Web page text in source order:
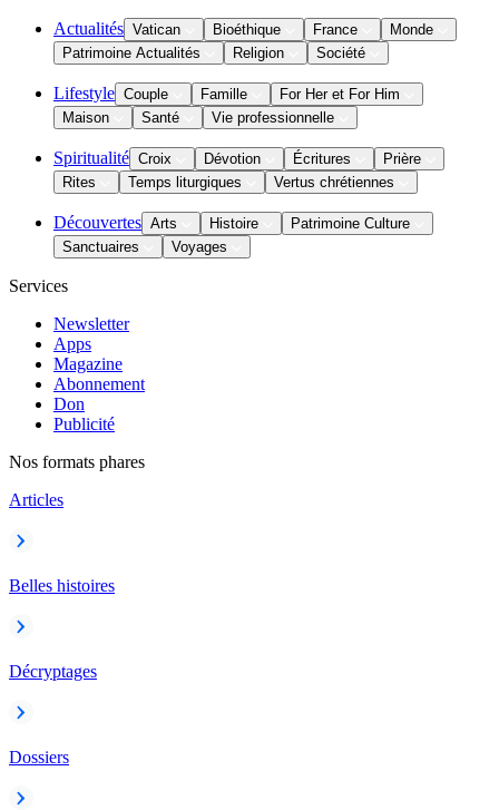
Actualités Vatican Bioéthique France
Monde
Patrimoine Actualités
Religion Société
Lifestyle Couple Famille
For Her et For Him
Maison
Santé Vie professionnelle
Spiritualité Croix Dévotion Écritures
Prière
Rites
Temps liturgiques Vertus chrétiennes
Découvertes Arts Histoire
Patrimoine Culture
Sanctuaires
Voyages
Services
Newsletter
Apps
Magazine
Abonnement
Don
Publicité
Nos formats phares
Articles
Belles histoires
Décryptages
Dossiers